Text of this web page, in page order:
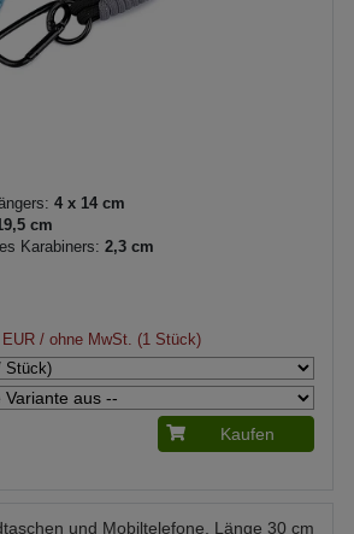
4 x 14 cm
cm
Karabiners: 2,3 cm
/ ohne MwSt. (1 Stück)
Kaufen
und Mobiltelefone, Länge 30 cm